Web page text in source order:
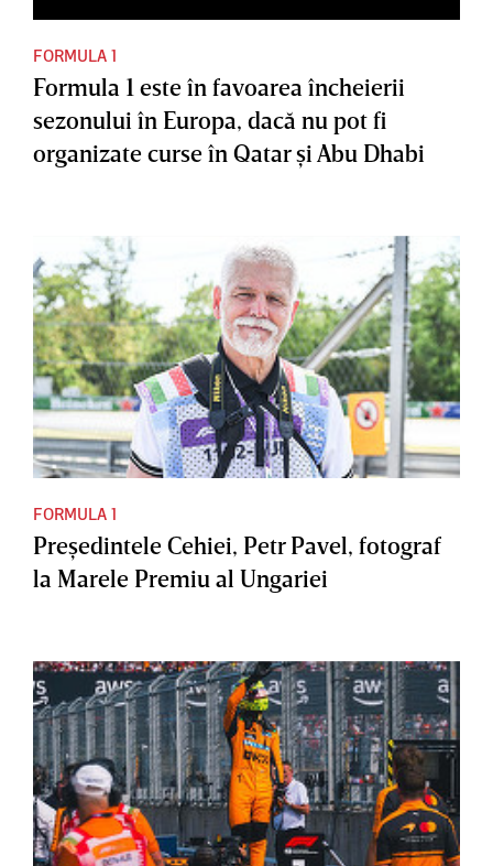
FORMULA 1
Formula 1 este în favoarea încheierii
sezonului în Europa, dacă nu pot fi
organizate curse în Qatar şi Abu Dhabi
FORMULA 1
Preşedintele Cehiei, Petr Pavel, fotograf
la Marele Premiu al Ungariei